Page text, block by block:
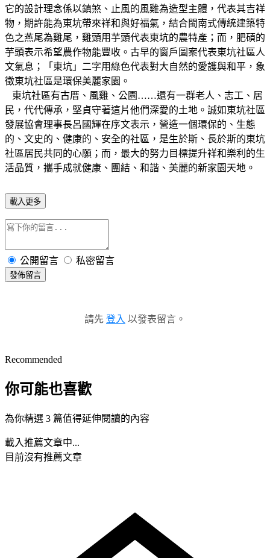
它的設計理念係以鎮煞、止風的風雞為造型主體，代表其吉祥
物，期許能為東坑帶來祥和與好福氣，結合閩南式傳統建築特
色之燕尾為雞尾，雞頭用芋頭代表東坑的農特產；而，肥碩的
芋頭表示希望農作物能豐收。古早的窗戶圖案代表東坑社區人
文氣息；「東坑」二字用綠色代表對大自然的愛護與和平，象
徵東坑社區是環保美麗家園。
東坑社區有古厝、風雞、公園……還有一群老人、志工、居
民，代代傳承，堅貞守著這片他們深愛的土地。誠如東坑社區
發展協會理事長呂國輝在序文表示，營造一個環保的、生態
的、文史的、健康的、安全的社區，是生於斯、長於斯的東坑
社區居民共同的心願；而，最大的努力目標提升祥和樂利的生
活品質，攜手成就健康、團結、和諧、美麗的新家園天地。
載入更多
公開留言 私密留言
發佈留言
請先 登入 以發表留言。
Recommended
你可能也喜歡
為你精選 3 篇值得延伸閱讀的內容
載入推薦文章中...
目前沒有推薦文章